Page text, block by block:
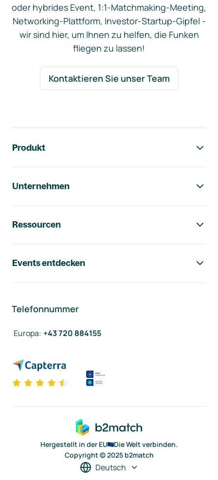
oder hybrides Event, 1:1-Matchmaking-Meeting,
Networking-Plattform, Investor-Startup-Gipfel -
wir sind hier, um Ihnen zu helfen, die Funken
fliegen zu lassen!
Kontaktieren Sie unser Team
Produkt
Unternehmen
Ressourcen
Events entdecken
Telefonnummer
Europa: +43 720 884155
Hergestellt in der EU
Die Welt verbinden.
Copyright © 2025 b2match
Deutsch